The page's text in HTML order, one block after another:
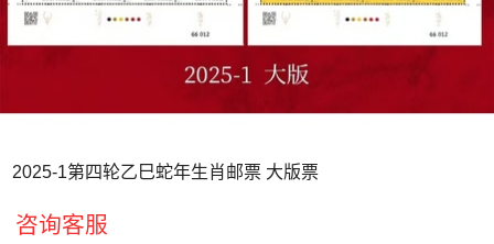
2025-1第四轮乙巳蛇年生肖邮票 大版票
咨询客服